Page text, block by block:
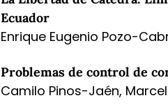
Ecuador
Enrique Eugenio Pozo-
Problemas de control de
Camilo Pinos-Jaén,